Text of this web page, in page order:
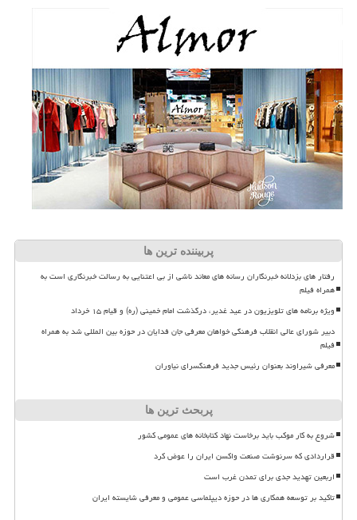
پربیننده ترین ها
رفتار های بزدلانه خبرنگاران رسانه های معاند ناشی از بی اعتنایی به رسالت خبرنگاری است به
همراه فیلم
ویژه برنامه های تلویزیون در عید غدیر، درگذشت امام خمینی (ره) و قیام ۱۵ خرداد
دبیر شورای عالی انقلاب فرهنگی خواهان معرفی جان فدایان در حوزه بین المللی شد به همراه
فیلم
معرفی شیراوند بعنوان رئیس جدید فرهنگسرای نیاوران
پربحث ترین ها
شروع به کار موکب باید برخاست نهاد کتابخانه های عمومی کشور
قراردادی که سرنوشت صنعت واکسن ایران را عوض کرد
اربعین تهدید جدی برای تمدن غرب است
تاکید بر توسعه همکاری ها در حوزه دیپلماسی عمومی و معرفی شایسته ایران